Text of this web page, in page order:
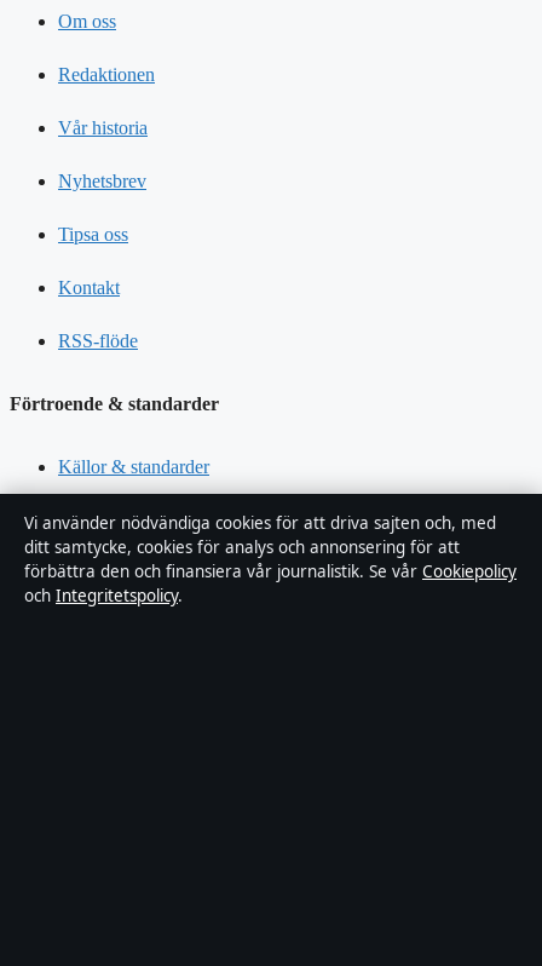
Om oss
Redaktionen
Vår historia
Nyhetsbrev
Tipsa oss
Kontakt
RSS-flöde
Förtroende & standarder
Källor & standarder
Redaktionell policy
Rättelsepolicy
Vi använder nödvändiga cookies för att driva sajten och, med
ditt samtycke, cookies för analys och annonsering för att
förbättra den och finansiera vår journalistik. Se vår Cookiepolicy
och Integritetspolicy.